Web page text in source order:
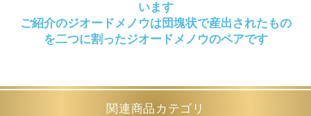
います
ご紹介のジオードメノウは団塊状で産出されたもの
を二つに割ったジオードメノウのペアです
関連商品カテゴリ